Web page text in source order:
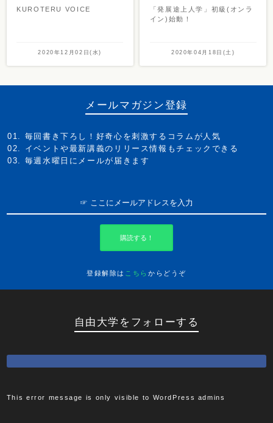
KUROTERU VOICE
2020年12月02日(水)
「発展途上人学」初級(オンラ
イン)始動！
2020年04月18日(土)
メールマガジン登録
毎回書き下ろし！好奇心を刺激するコラムが人気
イベントや最新講義のリリース情報もチェックできる
毎週水曜日にメールが届きます
購読する！
登録解除は こちら からどうぞ
自由大学をフォローする
This error message is only visible to WordPress admins